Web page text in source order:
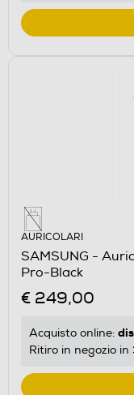
AURICOLARI
SAMSUNG -
Pro-Black
€ 249,00
Acquisto online:
Ritiro in negozio